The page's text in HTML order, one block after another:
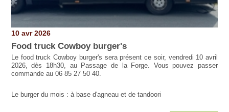
10 avr 2026
Food truck Cowboy burger's
Le food truck Cowboy burger's sera présent ce soir, vendredi 10 avril
2026, dès 18h30, au Passage de la Forge. Vous pouvez passer
commande au 06 85 27 50 40.
Le burger du mois : à base d'agneau et de tandoori